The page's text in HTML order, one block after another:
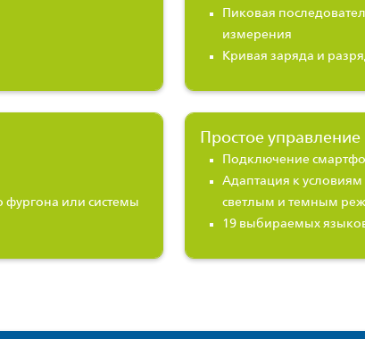
Пиковая
измерения
Кривая заряда и
фургона или системы
Простое управление
Подключение
Адаптация к
светлым и темным
19 выбираемых